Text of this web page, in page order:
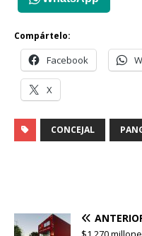
Compártelo:
Facebook
X
CONCEJAL